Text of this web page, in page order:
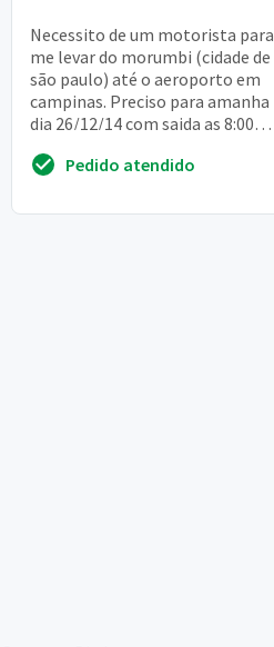
Necessito de um motorista para
me levar do morumbi (cidade de
são paulo) até o aeroporto em
campinas. Preciso para amanha
dia 26/12/14 com saida as 8:00
Pedido atendido